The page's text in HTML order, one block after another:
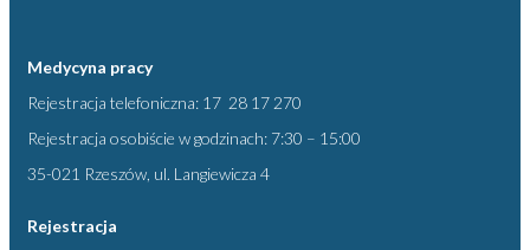
Medycyna pracy
Rejestracja telefoniczna: 17 28 17 270
Rejestracja osobiście w godzinach: 7:30 – 15:00
35-021 Rzeszów, ul. Langiewicza 4
Rejestracja